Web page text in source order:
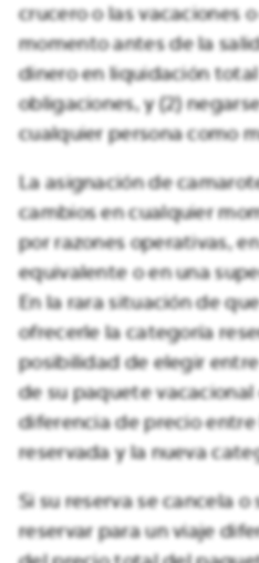
crucero o las vacaciones
momento antes de la
dinero en liquidación
obligaciones, y (2)
cualquier persona como
La asignación de
cambios en cualquier
por razones operativas,
equivalente o en una
En la rara situación de
ofrecerle la categoría
posibilidad de elegir
de su paquete
diferencia de precio
reservada y la nueva
Si su reserva se cancela
reservar para un viaje